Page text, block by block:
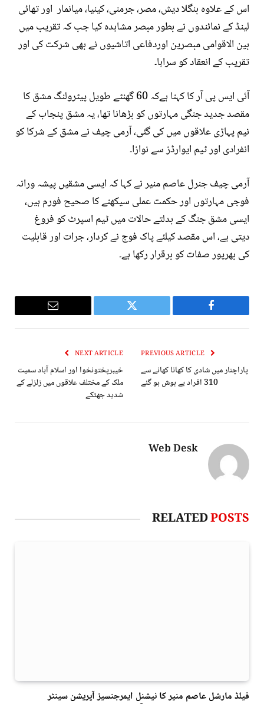
اس کے علاوہ بنگلا دیش، مصر، جرمنی، کینیا، میانمار اور تھائی
لینڈ کے نمائندوں نے بطور مبصر مشاہدہ کیا جب کہ تقریب میں
بین الاقوامی مبصرین اوردفاعی اتاشیوں نے بھی شرکت کی اور
تقریب کے انعقاد کو سراہا۔
آئی ایس پی آر کا کہنا ہےکہ 60 گھنٹے طویل پیٹرولنگ مشق کا
مقصد جدید جنگی مہارتوں کو بڑھانا تھا، یہ مشق پنجاب کے
نیم پہاڑی علاقوں میں کی گئی، آرمی چیف نے مشق کے شرکا کو
انفرادی اور ٹیم ایوارڈز سے نوازا۔
آرمی چیف جنرل عاصم منیر نے کہا کہ ایسی مشقیں پیشہ ورانہ
فوجی مہارتوں اور حکمت عملی سیکھنے کا صحیح فورم ہیں،
ایسی مشق جنگ کے بدلتے حالات میں ٹیم اسپرٹ کو فروغ
دیتی ہے، اس مقصد کیلئے پاک فوج نے کردار، جرات اور قابلیت
کی بھرپور صفات کو برقرار رکھا ہے۔
Facebook
Twitter
Email
پاراچنار میں شادی کا کھانا کھانے سے
310 افراد بے ہوش ہو گئے
NEXT ARTICLE
خیبرپختونخوا اور اسلام آباد سمیت
ملک کے مختلف علاقوں میں زلزلے کے
شدید جھٹکے
Web Desk
RELATEDPOSTS
فیلڈ مارشل عاصم منیر کا نیشنل ایمرجنسیز آپریشن سینٹر